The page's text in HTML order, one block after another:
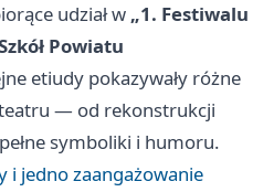
udział w „1. Festiwalu
Powiatu
etiudy pokazywały różne
— od rekonstrukcji
symboliki i humoru.
i jedno zaangażowanie